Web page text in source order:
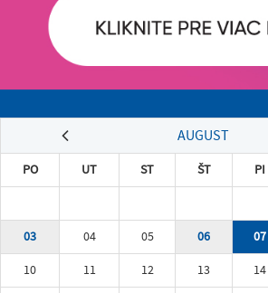
AUGUST
PO UT ST ŠT PI
03
04 05 06 07
10
11 12 13 14